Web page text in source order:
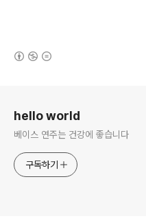
hello world
베이스 연주는 건강에 좋습니다
구독하기